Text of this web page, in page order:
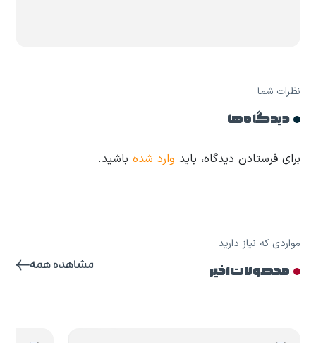
نظرات شما
دیدگاه ها
برای فرستادن دیدگاه، باید وارد شده باشید.
مواردی که نیاز دارید
محصولات اخیر مشاهده همه